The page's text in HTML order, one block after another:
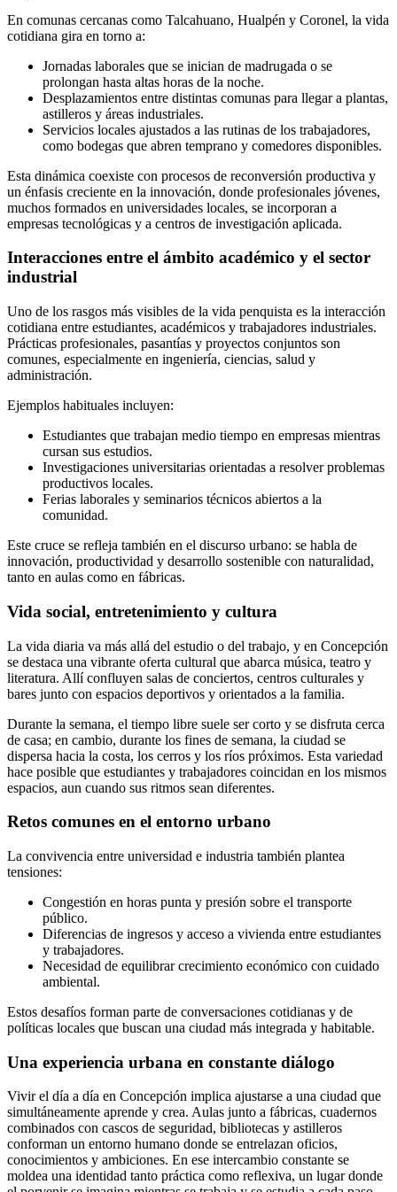
En comunas cercanas como Talcahuano, Hualpén y Coronel, la vida
cotidiana gira en torno a:
Jornadas laborales que se inician de madrugada o se
prolongan hasta altas horas de la noche.
Desplazamientos entre distintas comunas para llegar a plantas,
astilleros y áreas industriales.
Servicios locales ajustados a las rutinas de los trabajadores,
como bodegas que abren temprano y comedores disponibles.
Esta dinámica coexiste con procesos de reconversión productiva y
un énfasis creciente en la innovación, donde profesionales jóvenes,
muchos formados en universidades locales, se incorporan a
empresas tecnológicas y a centros de investigación aplicada.
Interacciones entre el ámbito académico y el sector
industrial
Uno de los rasgos más visibles de la vida penquista es la interacción
cotidiana entre estudiantes, académicos y trabajadores industriales.
Prácticas profesionales, pasantías y proyectos conjuntos son
comunes, especialmente en ingeniería, ciencias, salud y
administración.
Ejemplos habituales incluyen:
Estudiantes que trabajan medio tiempo en empresas mientras
cursan sus estudios.
Investigaciones universitarias orientadas a resolver problemas
productivos locales.
Ferias laborales y seminarios técnicos abiertos a la
comunidad.
Este cruce se refleja también en el discurso urbano: se habla de
innovación, productividad y desarrollo sostenible con naturalidad,
tanto en aulas como en fábricas.
Vida social, entretenimiento y cultura
La vida diaria va más allá del estudio o del trabajo, y en Concepción
se destaca una vibrante oferta cultural que abarca música, teatro y
literatura. Allí confluyen salas de conciertos, centros culturales y
bares junto con espacios deportivos y orientados a la familia.
Durante la semana, el tiempo libre suele ser corto y se disfruta cerca
de casa; en cambio, durante los fines de semana, la ciudad se
dispersa hacia la costa, los cerros y los ríos próximos. Esta variedad
hace posible que estudiantes y trabajadores coincidan en los mismos
espacios, aun cuando sus ritmos sean diferentes.
Retos comunes en el entorno urbano
La convivencia entre universidad e industria también plantea
tensiones:
Congestión en horas punta y presión sobre el transporte
público.
Diferencias de ingresos y acceso a vivienda entre estudiantes
y trabajadores.
Necesidad de equilibrar crecimiento económico con cuidado
ambiental.
Estos desafíos forman parte de conversaciones cotidianas y de
políticas locales que buscan una ciudad más integrada y habitable.
Una experiencia urbana en constante diálogo
Vivir el día a día en Concepción implica ajustarse a una ciudad que
simultáneamente aprende y crea. Aulas junto a fábricas, cuadernos
combinados con cascos de seguridad, bibliotecas y astilleros
conforman un entorno humano donde se entrelazan oficios,
conocimientos y ambiciones. En ese intercambio constante se
moldea una identidad tanto práctica como reflexiva, un lugar donde